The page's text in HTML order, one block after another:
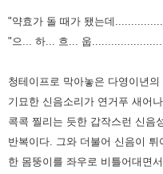
"약효가 돌 때가 됐는데
"으... 하... 흐... 웁
청테이프로 막아놓은 다영이년
기묘한 신음소리가 연거푸 새어
콕콕 찔리는 듯한 갑작스런 신음
반복이다. 그와 더불어 신음이
한 몸뚱이를 좌우로 비틀어대면